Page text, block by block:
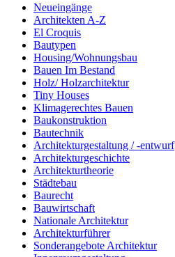
Neueingänge
Architekten A-Z
El Croquis
Bautypen
Housing/Wohnungsbau
Bauen Im Bestand
Holz/ Holzarchitektur
Tiny Houses
Klimagerechtes Bauen
Baukonstruktion
Bautechnik
Architekturgestaltung / -entwurf
Architekturgeschichte
Architekturtheorie
Städtebau
Baurecht
Bauwirtschaft
Nationale Architektur
Architekturführer
Sonderangebote Architektur